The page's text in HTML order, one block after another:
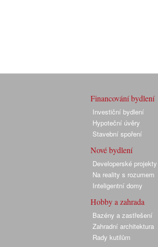
Financování bydlení
Investiční bydlení
Hypoteční úvěry
Stavební spoření
Nové bydlení
Developerské projekty
Na reality s rozumem
Inteligentní domy
Hobby a zahrada
Bazény a zastřešení
Zahradní architektura
Rady kutilům